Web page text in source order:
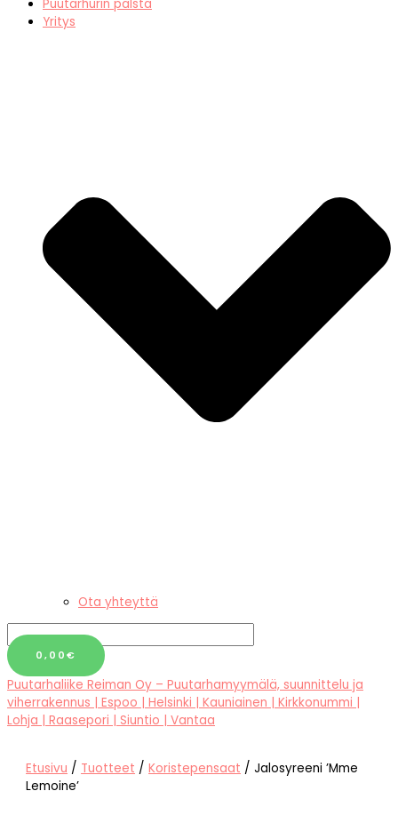
Puutarhurin palsta
Yritys
Ota yhteyttä
0,00 €
Puutarhaliike Reiman Oy – Puutarhamyymälä, suunnittelu ja
viherrakennus | Espoo | Helsinki | Kauniainen | Kirkkonummi |
Lohja | Raasepori | Siuntio | Vantaa
Etusivu / Tuotteet /Koristepensaat / Jalosyreeni ’Mme
Lemoine’